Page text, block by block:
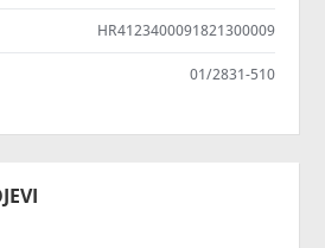
HR4123400091821300009
01/2831-510